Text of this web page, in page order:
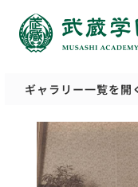
ギャラリー一覧を開